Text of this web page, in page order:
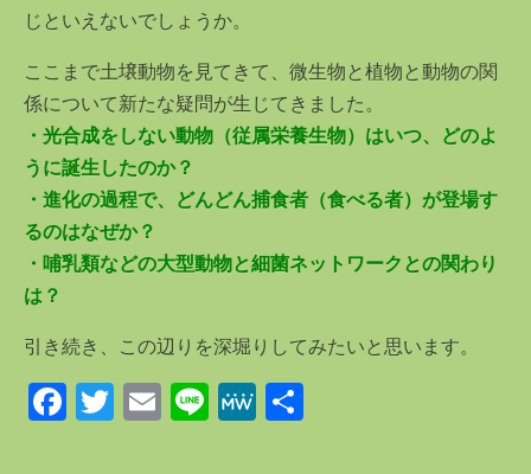
じといえないでしょうか。
ここまで土壌動物を見てきて、微生物と植物と動物の関
係について新たな疑問が生じてきました。
・光合成をしない動物（従属栄養生物）はいつ、どのよ
うに誕生したのか？
・進化の過程で、どんどん捕食者（食べる者）が登場す
るのはなぜか？
・哺乳類などの大型動物と細菌ネットワークとの関わり
は？
引き続き、この辺りを深堀りしてみたいと思います。
F
a
T
wi
E
m
Li
n
M
e